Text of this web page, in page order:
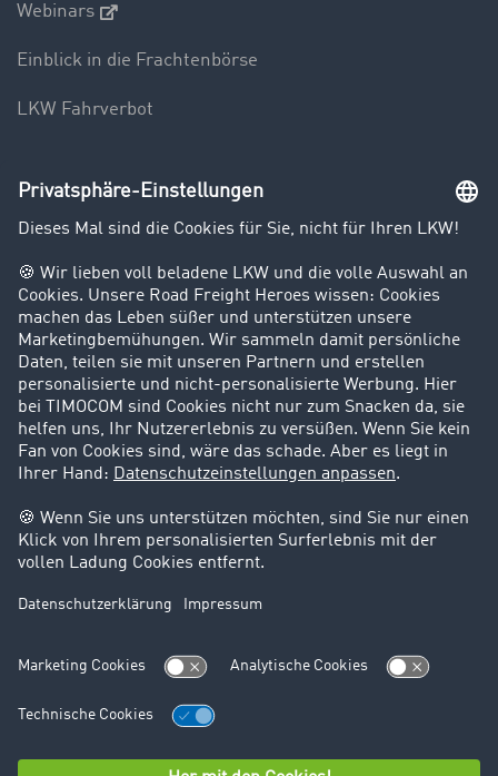
Webinars
Einblick in die Frachtenbörse
LKW Fahrverbot
Unternehmen
Kunden werben Kunden
Success Stories
Karriere
Support
Kontakt
Rechtliches
Impressum
AGB